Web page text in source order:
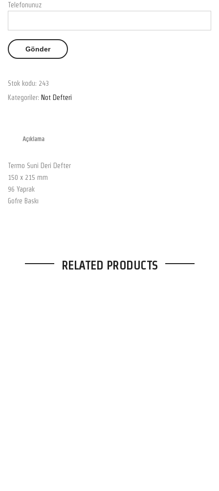
Telefonunuz
Stok kodu: 243
Kategoriler: Not Defteri
Açıklama
Termo Suni Deri Defter
150 x 215 mm
96 Yaprak
Gofre Baskı
RELATED PRODUCTS